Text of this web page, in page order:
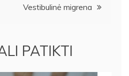
Vestibulinė migrena
PATIKTI